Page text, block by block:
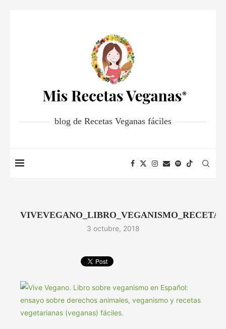
blog de Recetas Veganas fáciles
3 octubre, 2018